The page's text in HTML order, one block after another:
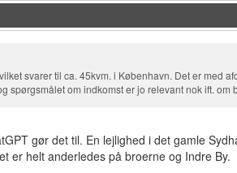
svarer til ca. 45kvm. i København. Det er med
spørgsmålet om indkomst er jo relevant nok ift. om
gør det til. En lejlighed i det gamle
er helt anderledes på broerne og Indre By.